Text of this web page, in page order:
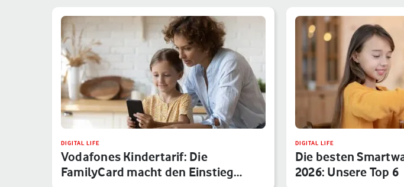
DIGITAL LIFE
Vodafones Kindertarif: Die
FamilyCard macht den Einstieg
DIGITAL LIFE
Die besten
2026: Unsere Top 6